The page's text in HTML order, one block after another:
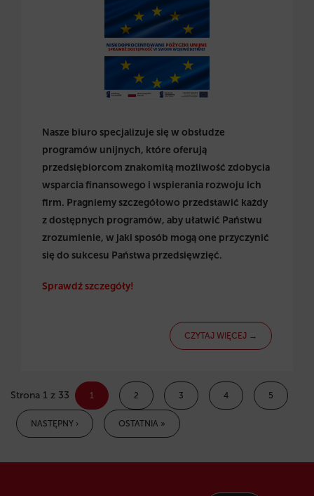
Nasze biuro specjalizuje się w obsłudze
programów unijnych, które oferują
przedsiębiorcom znakomitą możliwość zdobycia
wsparcia finansowego i wspierania rozwoju ich
firm. Pragniemy szczegółowo przedstawić każdy
z dostępnych programów, aby ułatwić Państwu
zrozumienie, w jaki sposób mogą one przyczynić
się do sukcesu Państwa przedsięwzięć.
Sprawdź szczegóły!
CZYTAJ WIĘCEJ →
Strona 1 z 33 1 2 3 4 5
NASTĘPNY › OSTATNIA »